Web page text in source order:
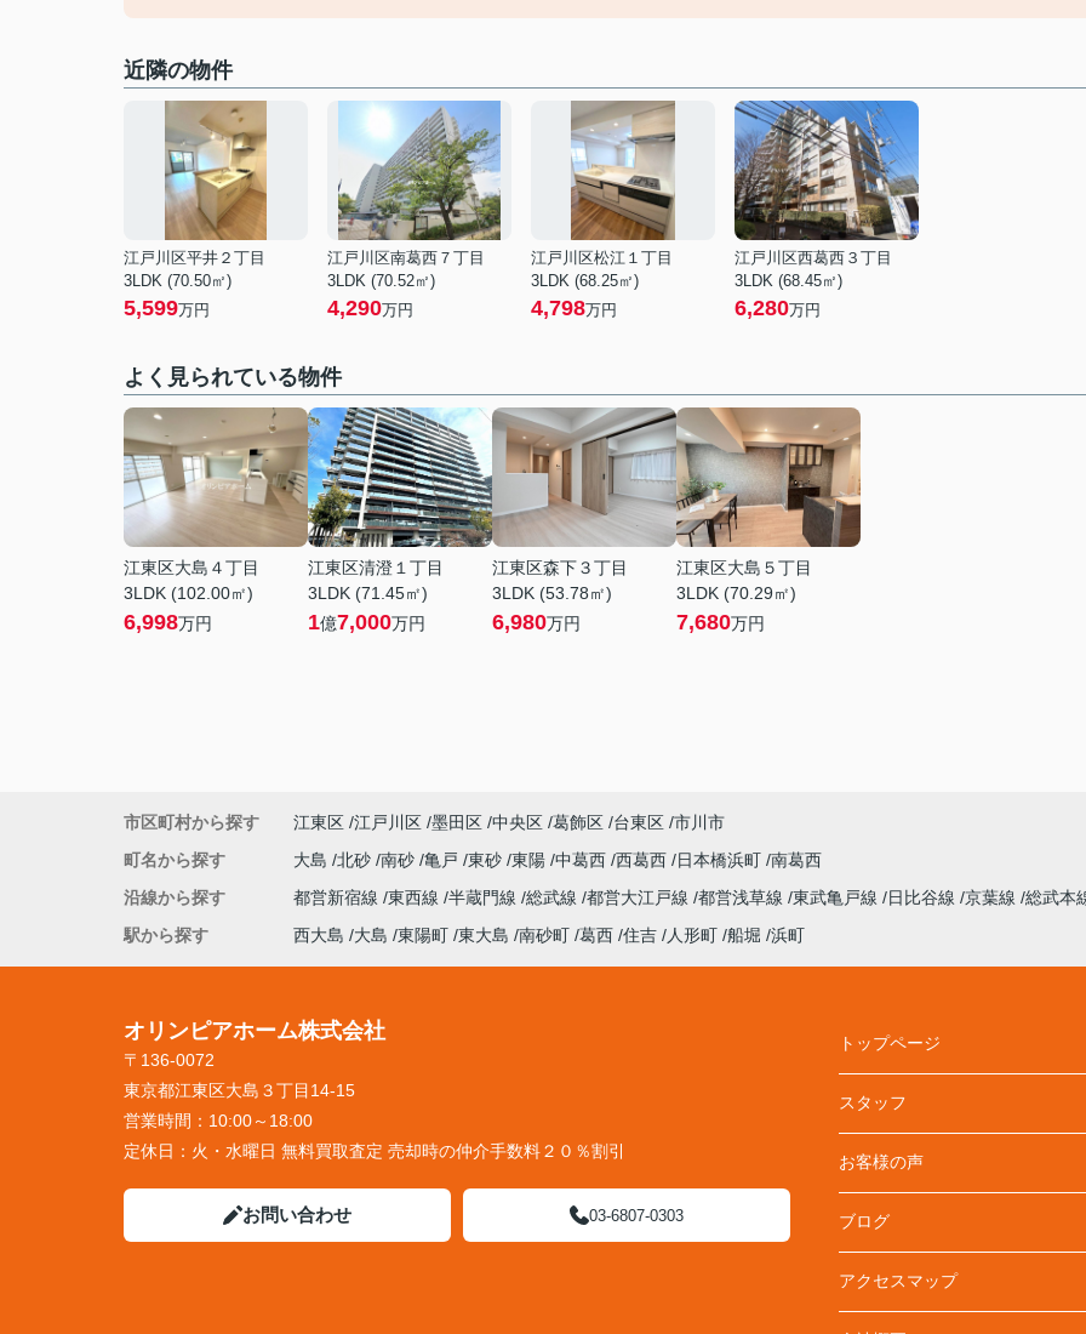
近隣の物件
江戸川区平井２丁目
3LDK (70.50㎡)
5,599万円
江戸川区南葛西７丁目
3LDK (70.52㎡)
4,290万円
江戸川区松江１丁目
3LDK (68.25㎡)
4,798万円
江戸川区西葛西３丁目
3LDK (68.45㎡)
6,280万円
よく見られている物件
江東区大島４丁目
3LDK (102.00㎡)
6,998万円
江東区清澄１丁目
3LDK (71.45㎡)
1億7,000万円
江東区森下３丁目
3LDK (53.78㎡)
6,980万円
江東区大島５丁目
3LDK (70.29㎡)
7,680万円
市区町村から探す 江東区 江戸川区 墨田区 中央区 葛飾区 台東区 市川市
町名から探す
大島 北砂 南砂 亀戸 東砂 東陽 中葛西 西葛西 日本橋浜町 南葛西
沿線から探す
都営新宿線 東西線 半蔵門線 総武線 都営大江戸線 都営浅草線 東武亀戸線 日比谷線 京葉線 総武本
駅から探す
西大島 大島 東陽町 東大島 南砂町 葛西 住吉 人形町 船堀 浜町
オリンピアホーム株式会社
〒136-0072
東京都江東区大島３丁目14-15
営業時間： 10:00～18:00
定休日： 火・水曜日 無料買取査定 売却時の仲介手数料２０％割引
お問い合わせ 03-6807-0303
トップページ
スタッフ
お客様の声
ブログ
アクセスマップ